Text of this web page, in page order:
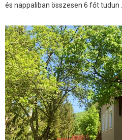
és nappaliban összesen 6 főt tudun ...